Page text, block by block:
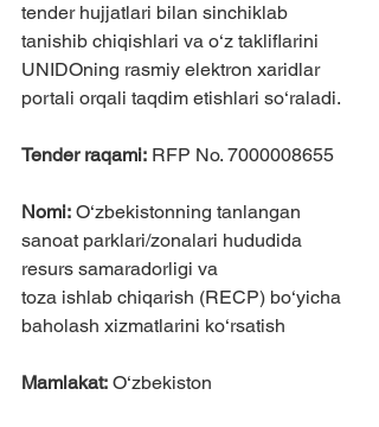
tender hujjatlari bilan sinchiklab
tanishib chiqishlari va o‘z takliflarini
UNIDOning rasmiy elektron xaridlar
portali orqali taqdim etishlari so‘raladi.
Tender raqami: RFP No. 7000008655
Nomi: O‘zbekistonning tanlangan
sanoat parklari/zonalari hududida
resurs samaradorligi va
toza ishlab chiqarish (RECP) bo‘yicha
baholash xizmatlarini ko‘rsatish
Mamlakat: O‘zbekiston